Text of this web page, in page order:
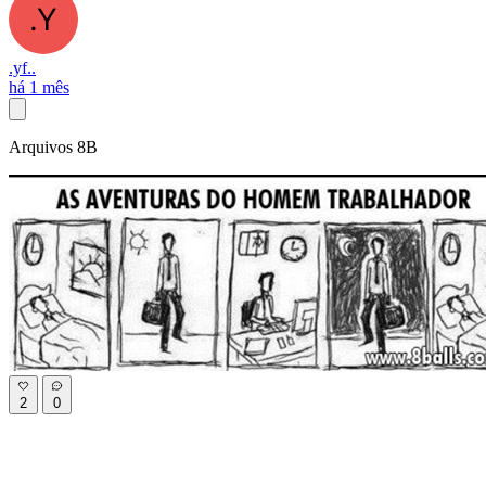
.yf..
há 1 mês
Arquivos 8B
2 0